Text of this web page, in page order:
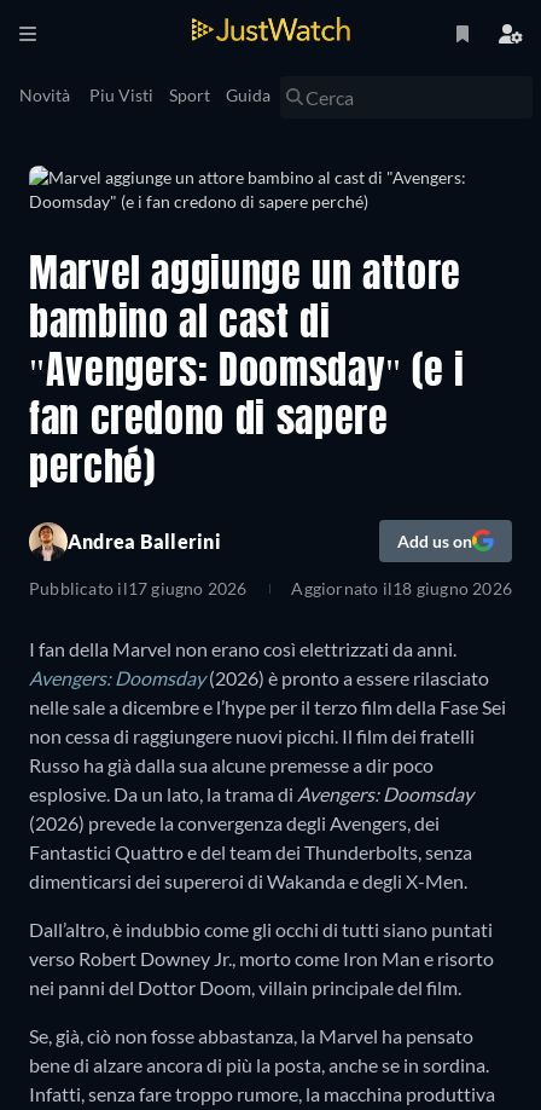
Novità Piu Visti Sport Guida
Marvel aggiunge un attore
bambino al cast di
"Avengers: Doomsday" (e i
fan credono di sapere
perché)
Andrea Ballerini Add us on
Pubblicato il17 giugno 2026 Aggiornato il18 giugno 2026
I fan della Marvel non erano così elettrizzati da anni.
Avengers: Doomsday(2026) è pronto a essere rilasciato
nelle sale a dicembre e l’hype per il terzo film della Fase Sei
non cessa di raggiungere nuovi picchi. Il film dei fratelli
Russo ha già dalla sua alcune premesse a dir poco
esplosive. Da un lato, la trama di Avengers: Doomsday
(2026) prevede la convergenza degli Avengers, dei
Fantastici Quattro e del team dei Thunderbolts, senza
dimenticarsi dei supereroi di Wakanda e degli X-Men.
Dall’altro, è indubbio come gli occhi di tutti siano puntati
verso Robert Downey Jr., morto come Iron Man e risorto
nei panni del Dottor Doom, villain principale del film.
Se, già, ciò non fosse abbastanza, la Marvel ha pensato
bene di alzare ancora di più la posta, anche se in sordina.
Infatti, senza fare troppo rumore, la macchina produttiva